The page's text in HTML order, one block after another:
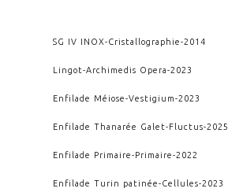
SG IV INOX-Cristallographie-2014
Lingot-Archimedis Opera-2023
Enfilade Méiose-Vestigium-2023
Enfilade Thanarée Galet-Fluctus-2025
Enfilade Primaire-Primaire-2022
Enfilade Turin patinée-Cellules-2023